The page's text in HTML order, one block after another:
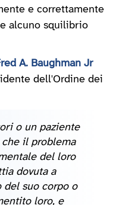
e correttamente
alcuno squilibrio
A. Baughman Jr
dell'Ordine dei
o un paziente
il problema
del loro
dovuta a
del suo corpo o
loro, e